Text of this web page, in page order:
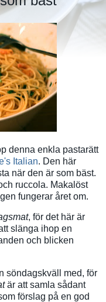
denna enkla pastarätt
Italian. Den här
när den är som bäst.
ruccola. Makalöst
fungerar året om.
, för det här är
slänga ihop en
och blicken
söndagskväll med, för
är att samla sådant
förslag på en god